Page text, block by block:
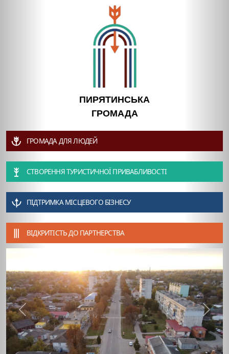
ПИРЯТИНСЬКА
ГРОМАДА
ГРОМАДА ДЛЯ ЛЮДЕЙ
СТВОРЕННЯ ТУРИСТИЧНОЇ ПРИВАБЛИВОСТІ
ПІДТРИМКА МІСЦЕВОГО БІЗНЕСУ
ВІДКРИТІСТЬ ДО ПАРТНЕРСТВА
Previous Next